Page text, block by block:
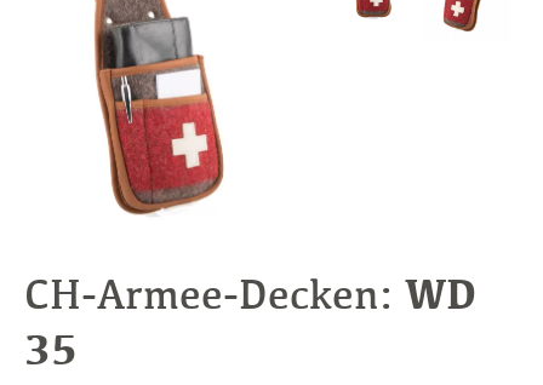
CH-Armee-Decken: WD
35